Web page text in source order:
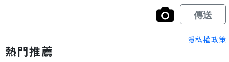
隱私權政策
熱門推薦